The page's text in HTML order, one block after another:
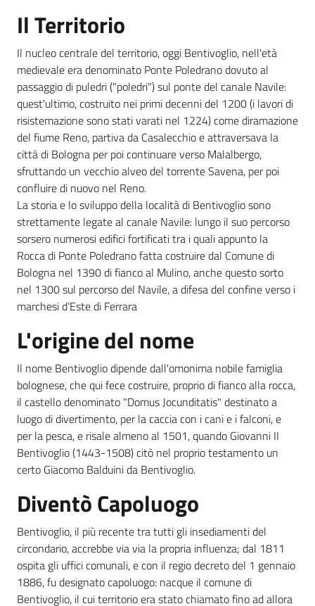
n
e
Tutti
gli
argomenti...
Seguici
su
Il Territorio
Il nucleo centrale del territorio, oggi Bentivoglio, nell'età
medievale era denominato Ponte Poledrano dovuto al
passaggio di puledri ("poledri") sul ponte del canale Navile:
quest'ultimo, costruito nei primi decenni del 1200 (i lavori di
risistemazione sono stati varati nel 1224) come diramazione
del fiume Reno, partiva da Casalecchio e attraversava la
città di Bologna per poi continuare verso Malalbergo,
sfruttando un vecchio alveo del torrente Savena, per poi
confluire di nuovo nel Reno.
La storia e lo sviluppo della località di Bentivoglio sono
strettamente legate al canale Navile: lungo il suo percorso
sorsero numerosi edifici fortificati tra i quali appunto la
Rocca di Ponte Poledrano fatta costruire dal Comune di
Bologna nel 1390 di fianco al Mulino, anche questo sorto
nel 1300 sul percorso del Navile, a difesa del confine verso i
marchesi d’Este di Ferrara
L'origine del nome
Il nome Bentivoglio dipende dall'omonima nobile famiglia
bolognese, che qui fece costruire, proprio di fianco alla rocca,
il castello denominato "Domus Jocunditatis" destinato a
luogo di divertimento, per la caccia con i cani e i falconi, e
per la pesca, e risale almeno al 1501, quando Giovanni II
Bentivoglio (1443-1508) citò nel proprio testamento un
certo Giacomo Balduini da Bentivoglio.
Diventò Capoluogo
Bentivoglio, il più recente tra tutti gli insediamenti del
circondario, accrebbe via via la propria influenza; dal 1811
ospita gli uffici comunali, e con il regio decreto del 1 gennaio
1886, fu designato capoluogo: nacque il comune di
Bentivoglio, il cui territorio era stato chiamato fino ad allora